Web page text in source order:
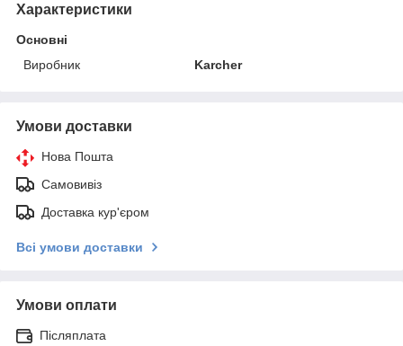
Характеристики
Основні
Виробник
Karcher
Умови доставки
Нова Пошта
Самовивіз
Доставка кур'єром
Всі умови доставки
Умови оплати
Післяплата